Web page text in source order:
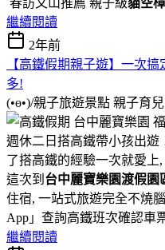
繼續閱讀
2年前
【高鐵假期親子遊】一次
多!
(•ө•)/親子旅遊景點 親子育兒
週休二日搭高鐵帶小孩出遊
了搭高鐵的經驗一次就愛
這次到 台中麗寶樂園渡假園
住宿, 一站式旅遊完全不燒
App」查詢高鐵班次確認車
繼續閱讀